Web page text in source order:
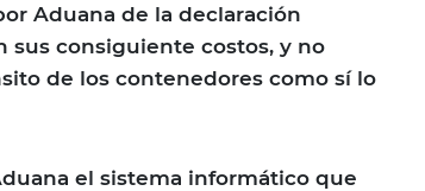
Aduana de la declaración
sus consiguiente costos, y no
de los contenedores como sí lo
el sistema informático que